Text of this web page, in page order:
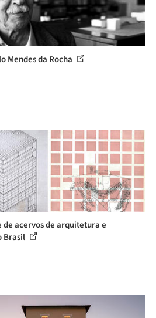
Mendes da Rocha
de acervos de arquitetura e
Brasil